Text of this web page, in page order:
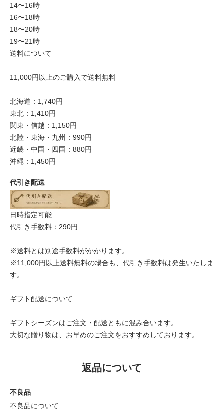
14〜16時
16〜18時
18〜20時
19〜21時
送料について
11,000円以上のご購入で送料無料
北海道：1,740円
東北：1,410円
関東・信越：1,150円
北陸・東海・九州：990円
近畿・中国・四国：880円
沖縄：1,450円
代引き配送
日時指定可能
代引き手数料：290円
※送料とは別途手数料がかかります。
※11,000円以上送料無料の場合も、代引き手数料は発生いたしま
す。
ギフト配送について
ギフトシーズンはご注文・配送ともに混み合います。
大切な贈り物は、お早めのご注文をおすすめしております。
返品について
不良品
不良品について